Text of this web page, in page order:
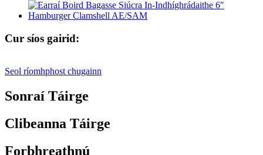
Cur síos gairid:
Seol ríomhphost chugainn
Sonraí Táirge
Clibeanna Táirge
Forbhreathnú